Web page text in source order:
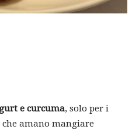
e curcuma, solo per i
amano mangiare